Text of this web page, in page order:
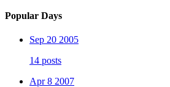
Popular Days
Sep 20 2005
14 posts
Apr 8 2007